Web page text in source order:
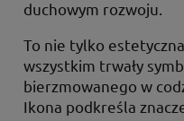
duchowym rozwoju.
To nie tylko
wszystkim trwały
bierzmowanego w
Ikona podkreśla